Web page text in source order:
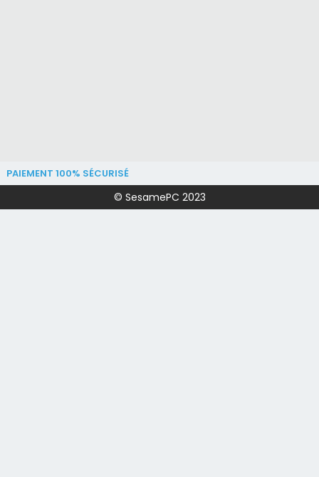
PAIEMENT 100% SÉCURISÉ
© SesamePC 2023